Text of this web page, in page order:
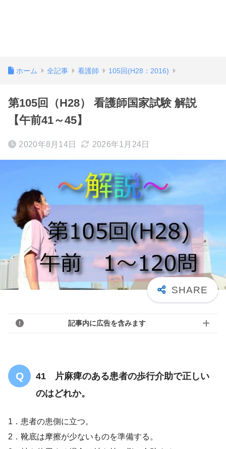
ホーム 全記事 看護師 105回(H28：2016)
第105回（H28） 看護師国家試験 解説
【午前41～45】
2020年8月14日 2026年1月24日
記事内に広告を含みます
41 片麻痺のある患者の歩行介助で正しい
のはどれか。
1．患者の患側に立つ。
2．靴底は摩擦が少ないものを準備する。